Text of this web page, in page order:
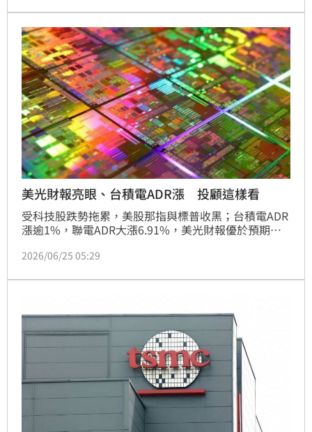
第四個交易日收黑。由於台指期夜盤重挫722點、台積
電期貨盤後下跌45元，加上融資增加35億元，市場追
價氣氛升溫但籌碼風險同步提高，台股今（26）日開盤
恐面臨壓力，不排除中斷近期反彈走勢。
美光財報亮眼、台積電ADR漲 投顧這樣看
受科技股跌勢拖累，美股那指與標普收黑；台積電ADR
漲逾1%，聯電ADR大漲6.91%，美光財報優於預期，
股受惠AI大浪潮，基本面穩固。
2026/06/25 05:29